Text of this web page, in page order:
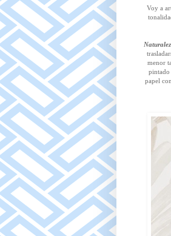
Voy a
menor
pintado
papel